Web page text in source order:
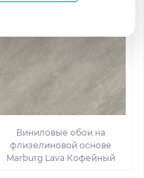
Виниловые обои на
флизелиновой основе
Marburg Lava Кофейный